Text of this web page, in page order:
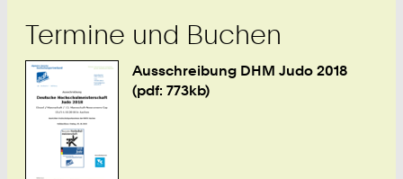
Termine und Buchen
Ausschreibung DHM Judo 2018
(pdf: 773kb)